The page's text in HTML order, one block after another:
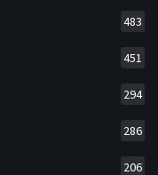
483
451
294
286
206